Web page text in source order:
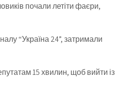
почали летіти фаєри,
“Україна 24”, затримали
15 хвилин, щоб вийти із